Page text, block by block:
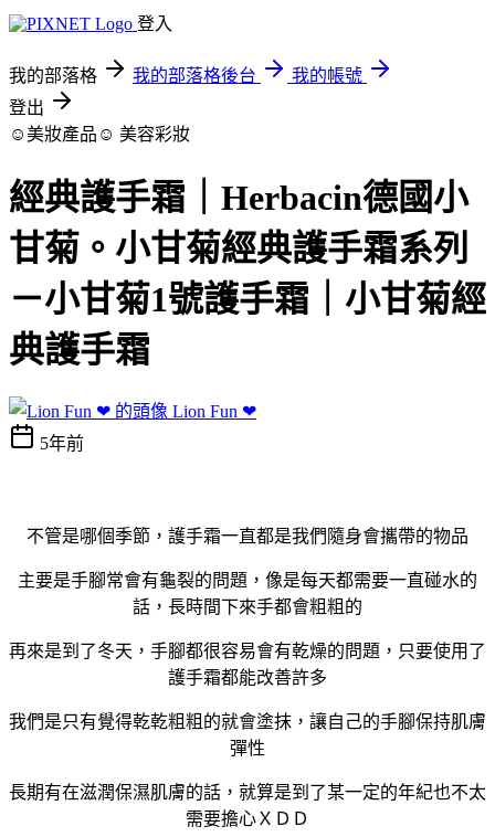
登入
我的部落格 我的部落格後台
我的帳號
登出
☺美妝產品☺ 美容彩妝
經典護手霜｜Herbacin德國小
甘菊。小甘菊經典護手霜系列
－小甘菊1號護手霜｜小甘菊經
典護手霜
Lion Fun ❤
5年前
不管是哪個季節，護手霜一直都是我們隨身會攜帶的物品
主要是手腳常會有龜裂的問題，像是每天都需要一直碰水的
話，長時間下來手都會粗粗的
再來是到了冬天，手腳都很容易會有乾燥的問題，只要使用了
護手霜都能改善許多
我們是只有覺得乾乾粗粗的就會塗抹，讓自己的手腳保持肌膚
彈性
長期有在滋潤保濕肌膚的話，就算是到了某一定的年紀也不太
需要擔心ＸＤＤ